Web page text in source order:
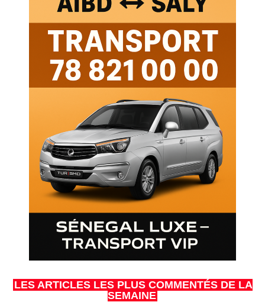
LES ARTICLES LES PLUS COMMENTÉS DE LA
SEMAINE